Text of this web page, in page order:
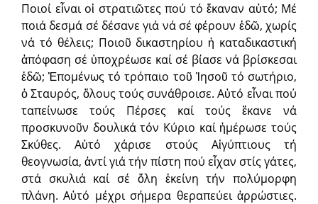
Ποιοί εἶναι οἱ στρατιῶτες πού τό ἔκαναν αὐτό; Μέ
ποιά δεσμά σέ δέσανε γιά νά σέ φέρουν ἐδῶ, χωρίς
νά τό θέλεις; Ποιοῦ δικαστηρίου ἡ καταδικαστική
ἀπόφαση σέ ὑποχρέωσε καί σέ βίασε νά βρίσκεσαι
ἐδῶ; Ἑπομένως τό τρόπαιο τοῦ Ἰησοῦ τό σωτήριο,
ὁ Σταυρός, ὅλους τούς συνάθροισε. Αὐτό εἶναι πού
ταπείνωσε τούς Πέρσες καί τούς ἔκανε νά
προσκυνοῦν δουλικά τόν Κύριο καί ἡμέρωσε τούς
Σκύθες. Αὐτό χάρισε στούς Αἰγύπτιους τή
θεογνωσία, ἀντί γιά τήν πίστη πού εἶχαν στίς γάτες,
στά σκυλιά καί σέ ὅλη ἐκείνη τήν πολύμορφη
πλάνη. Αὐτό μέχρι σήμερα θεραπεύει ἀρρώστιες.